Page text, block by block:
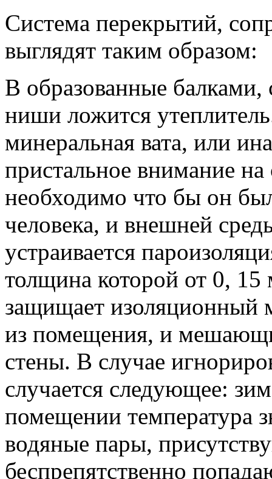
Система перекрытий,
выглядят таким образом:
В образованные
ниши ложится
минеральная вата, или
пристальное внимание на
необходимо что бы он
человека, и внешней
устраивается
толщина которой от 0,
защищает изоляционный
из помещения, и
стены. В случае
случается следующее:
помещении температура
водяные пары,
беспрепятственно